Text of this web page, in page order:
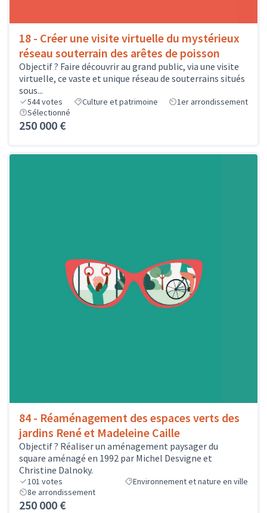
18 - Créer une visite virtuelle du mystérieux
réseau souterrain des arêtes de poisson
Objectif ? Faire découvrir au grand public, via une visite
virtuelle, ce vaste et unique réseau de souterrains situés
sous...
544votes Culture et patrimoine
1er arrondissement
Sélectionné
250 000 €
84 - Réaménagement des espaces verts des
jardins René et Madeleine Caille
Objectif ? Réaliser un aménagement paysager du
square aménagé en 1992 par Michel Desvigne et
Christine Dalnoky.
101 votes
Environnement et nature en ville
8e arrondissement
250 000 €